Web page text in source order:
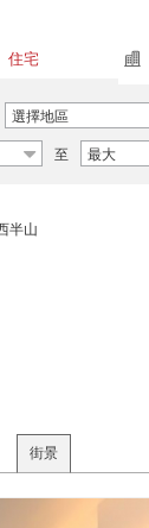
住宅
選擇地區
至 最大
半山
街景